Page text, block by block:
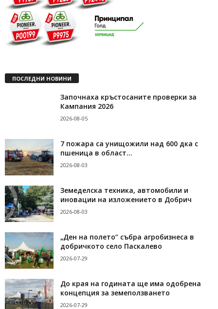
ПОСЛЕДНИ НОВИНИ
Започнаха кръстосаните проверки за
Кампания 2026
2026-08-05
7 пожара са унищожили над 600 дка с
пшеница в област...
2026-08-03
Земеделска техника, автомобили и
иновации на изложението в Добрич
2026-08-03
„Ден на полето“ събра агробизнеса в
добричкото село Паскалево
2026-07-29
До края на годината ще има одобрена
концепция за земеползването
2026-07-29